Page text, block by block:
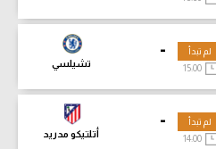
-
تشيلسي
لم تبدأ
15:00
-
أتلتيكو مدريد
لم تبدأ
14:00